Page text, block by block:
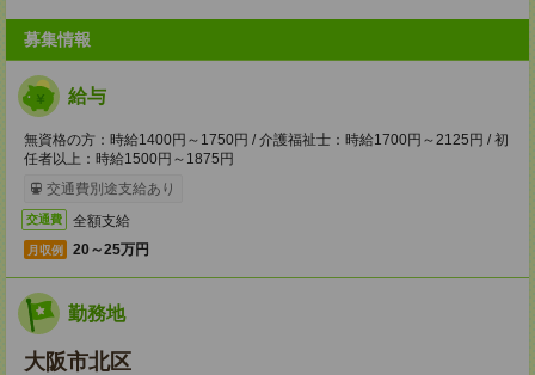
募集情報
給与
無資格の方：時給1400円～1750円 / 介護福祉士：時給1700円～2125円 / 初
任者以上：時給1500円～1875円
交通費別途支給あり
交通費 全額支給
月収例 20～25万円
勤務地
大阪市北区